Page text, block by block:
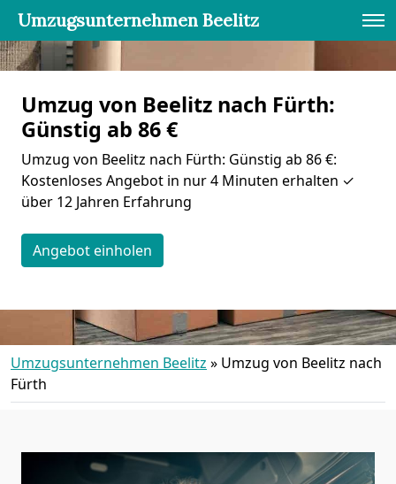
Umzugsunternehmen Beelitz
Umzug von Beelitz nach Fürth:
Günstig ab 86 €
Umzug von Beelitz nach Fürth: Günstig ab 86 €:
Kostenloses Angebot in nur 4 Minuten erhalten ✓
über 12 Jahren Erfahrung
Angebot einholen
Umzugsunternehmen Beelitz » Umzug von Beelitz nach
Fürth